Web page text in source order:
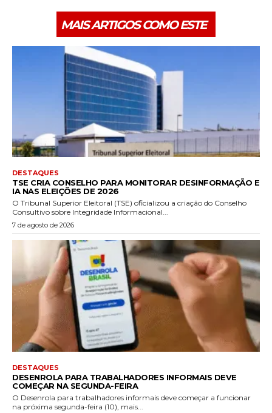
MAIS ARTIGOS COMO ESTE
DESTAQUES
TSE CRIA CONSELHO PARA MONITORAR DESINFORMAÇÃO E
IA NAS ELEIÇÕES DE 2026
O Tribunal Superior Eleitoral (TSE) oficializou a criação do Conselho
Consultivo sobre Integridade Informacional...
7 de agosto de 2026
DESTAQUES
DESENROLA PARA TRABALHADORES INFORMAIS DEVE
COMEÇAR NA SEGUNDA-FEIRA
O Desenrola para trabalhadores informais deve começar a funcionar
na próxima segunda-feira (10), mais...